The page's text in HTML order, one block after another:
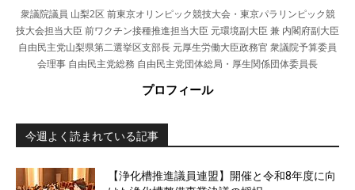
衆議院議員 山梨2区 前東京オリンピック競技大会・東京パラリンピック競
技大会担当大臣 前ワクチン接種推進担当大臣 元環境副大臣 兼 内閣府副大臣
自由民主党山梨県第二選挙区支部長 元厚生労働大臣政務官 衆議院予算委員
会理事 自由民主党総務 自由民主党団体総局・厚生関係団体委員長
プロフィール
今週よく読まれている記事
【浄化槽推進議員連盟】開催と令和8年度に向